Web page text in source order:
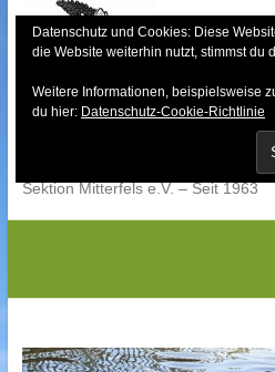
content
Bayerischer
Sektion Mitterfels e.V. – Seit 1963
Datenschutz und Cookies: Diese
die Website weiterhin nutzt, stimmst du
Weitere Informationen, beispielsweise
du hier: Datenschutz-Cookie-Richtlinie